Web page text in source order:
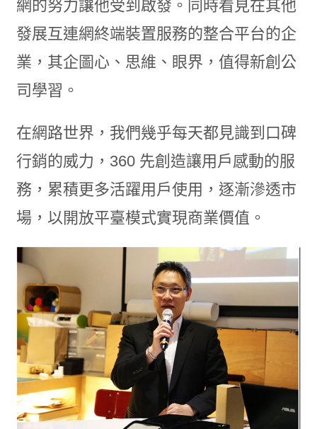
網的努力讓他受到啟發。同時看見在其他
發展互連網終端裝置服務的整合平台的企
業，其企圖心、思維、眼界，值得新創公
司學習。
在網路世界，我們幾乎每天都見識到口碑
行銷的威力，360 先創造讓用戶感動的服
務，累積更多活躍用戶使用，逐漸滲透市
場，以開放平臺模式實現商業價值。